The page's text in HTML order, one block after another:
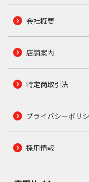
会社概要
店舗案内
特定商取引法
プライバシーポリ
採用情報